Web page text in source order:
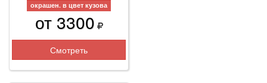
окрашен. в цвет кузова
от 3300
Смотреть